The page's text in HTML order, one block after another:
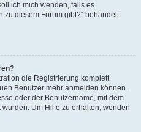
ich mich wenden, falls es
zu diesem Forum gibt?“ behandelt
die Registrierung komplett
Benutzer mehr anmelden können.
oder der Benutzername, mit dem
Um Hilfe zu erhalten, wenden